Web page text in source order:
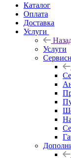
Каталог
Оплата
Доставка
Услуги
Услуги